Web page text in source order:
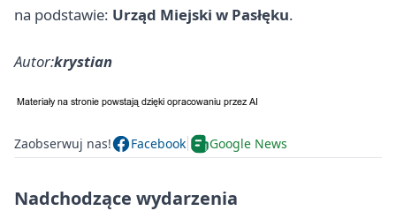
na podstawie: Urząd Miejski w Pasłęku.
Autor:krystian
Zaobserwuj nas! Facebook Google News
Nadchodzące wydarzenia